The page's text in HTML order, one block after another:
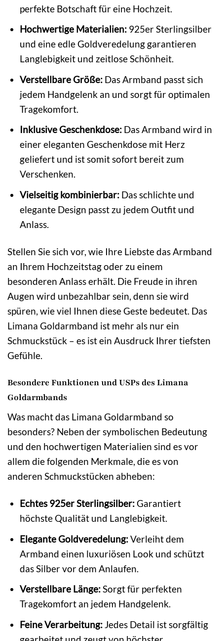
perfekte Botschaft für eine Hochzeit.
Hochwertige Materialien:925er Sterlingsilber
und eine edle Goldveredelung garantieren
Langlebigkeit und zeitlose Schönheit.
Verstellbare Größe:Das Armband passt sich
jedem Handgelenk an und sorgt für optimalen
Tragekomfort.
Inklusive Geschenkdose:Das Armband wird in
einer eleganten Geschenkdose mit Herz
geliefert und ist somit sofort bereit zum
Verschenken.
Vielseitig kombinierbar:Das schlichte und
elegante Design passt zu jedem Outfit und
Anlass.
Stellen Sie sich vor, wie Ihre Liebste das Armband
an Ihrem Hochzeitstag oder zu einem
besonderen Anlass erhält. Die Freude in ihren
Augen wird unbezahlbar sein, denn sie wird
spüren, wie viel Ihnen diese Geste bedeutet. Das
Limana Goldarmband ist mehr als nur ein
Schmuckstück – es ist ein Ausdruck Ihrer tiefsten
Gefühle.
Besondere Funktionen und USPs des Limana
Goldarmbands
Was macht das Limana Goldarmband so
besonders? Neben der symbolischen Bedeutung
und den hochwertigen Materialien sind es vor
allem die folgenden Merkmale, die es von
anderen Schmuckstücken abheben:
Echtes 925er Sterlingsilber:Garantiert
höchste Qualität und Langlebigkeit.
Elegante Goldveredelung:Verleiht dem
Armband einen luxuriösen Look und schützt
das Silber vor dem Anlaufen.
Verstellbare Länge:Sorgt für perfekten
Tragekomfort an jedem Handgelenk.
Feine Verarbeitung:Jedes Detail ist sorgfältig